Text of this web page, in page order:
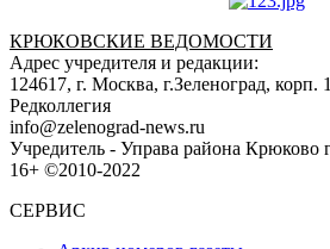
КРЮКОВСКИЕ ВЕДОМОСТИ
Адрес учредителя и редакции:
124617, г. Москва, г.Зеленоград, корп.
Редколлегия
info@zelenograd-news.ru
Учредитель - Управа района Крюково
16+ ©2010-2022
СЕРВИС